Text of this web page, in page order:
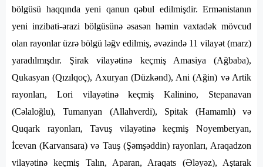
bölgüsü haqqında yeni qanun qəbul edilmişdir. Ermənistanın
yeni inzibati-ərazi bölgüsünə əsasən həmin vaxtadək mövcud
olan rayonlar üzrə bölgü ləğv edilmiş, əvəzində 11 vilayət (marz)
yaradılmışdır. Şirak vilayətinə keçmiş Amasiya (Ağbaba),
Qukasyan (Qızılqoç), Axuryan (Düzkənd), Ani (Ağin) və Artik
rayonları, Lori vilayətinə keçmiş Kalinino, Stepanavan
(Cəlaloğlu), Tumanyan (Allahverdi), Spitak (Hamamlı) və
Quqark rayonları, Tavuş vilayətinə keçmiş Noyemberyan,
İcevan (Karvansara) və Tauş (Şəmşəddin) rayonları, Araqadzon
vilayətinə keçmiş Talın, Aparan, Araqats (Ələyəz), Aştarak